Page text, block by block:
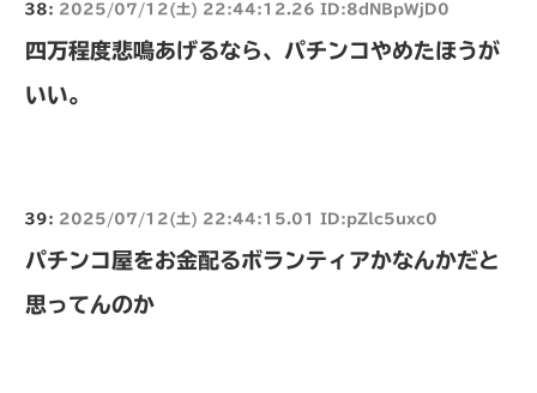
38: 2025/07/12(土) 22:44:12.26 ID:8dNBpWjD0
四万程度悲鳴あげるなら、パチンコやめたほうが
いい。
39: 2025/07/12(土) 22:44:15.01 ID:pZlc5uxc0
パチンコ屋をお金配るボランティアかなんかだと
思ってんのか